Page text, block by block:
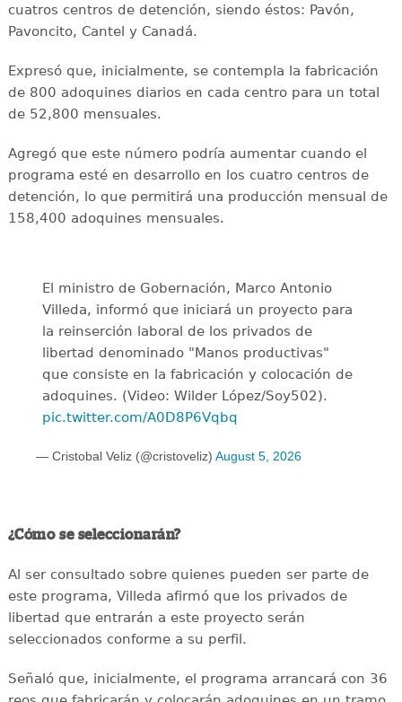
cuatros centros de detención, siendo éstos: Pavón,
Pavoncito, Cantel y Canadá.
Expresó que, inicialmente, se contempla la fabricación
de 800 adoquines diarios en cada centro para un total
de 52,800 mensuales.
Agregó que este número podría aumentar cuando el
programa esté en desarrollo en los cuatro centros de
detención, lo que permitirá una producción mensual de
158,400 adoquines mensuales.
El ministro de Gobernación, Marco Antonio
Villeda, informó que iniciará un proyecto para
la reinserción laboral de los privados de
libertad denominado "Manos productivas"
que consiste en la fabricación y colocación de
adoquines. (Video: Wilder López/Soy502).
pic.twitter.com/A0D8P6Vqbq
— Cristobal Veliz (@cristoveliz) August 5, 2026
¿Cómo se seleccionarán?
Al ser consultado sobre quienes pueden ser parte de
este programa, Villeda afirmó que los privados de
libertad que entrarán a este proyecto serán
seleccionados conforme a su perfil.
Señaló que, inicialmente, el programa arrancará con 36